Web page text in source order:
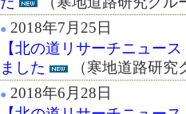
● 2018年7月25日
【北の道リサーチニュー
ました
（寒地道路研究
● 2018年6月28日